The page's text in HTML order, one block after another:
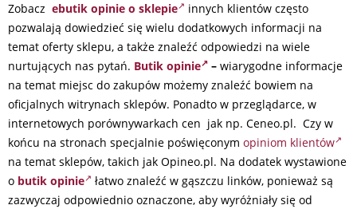
Zobacz ebutik opinie o sklepie
innych klientów często
pozwalają dowiedzieć się wielu dodatkowych informacji na
temat oferty sklepu, a także znaleźć odpowiedzi na wiele
nurtujących nas pytań. Butik opinie – wiarygodne informacje
na temat miejsc do zakupów możemy znaleźć bowiem na
oficjalnych witrynach sklepów. Ponadto w przeglądarce, w
internetowych porównywarkach cen jak np. Ceneo.pl. Czy w
końcu na stronach specjalnie poświęconym opiniom klientów
na temat sklepów, takich jak Opineo.pl. Na dodatek wystawione
o butik opinie
łatwo znaleźć w gąszczu linków, ponieważ są
zazwyczaj odpowiednio oznaczone, aby wyróżniały się od